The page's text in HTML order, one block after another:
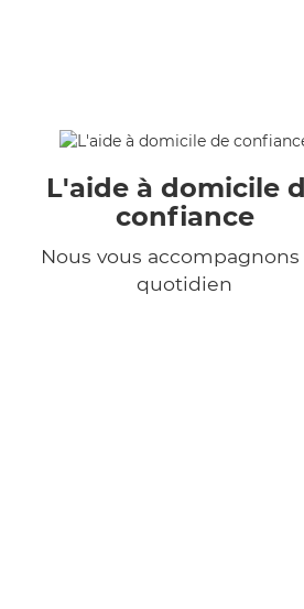
L'aide à domicile
confiance
Nous vous accompagnons
quotidien